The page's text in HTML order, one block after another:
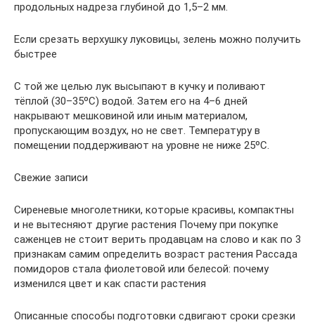
продольных надреза глубиной до 1,5–2 мм.
Если срезать верхушку луковицы, зелень можно получить
быстрее
С той же целью лук высыпают в кучку и поливают
тёплой (30–35ºС) водой. Затем его на 4–6 дней
накрывают мешковиной или иным материалом,
пропускающим воздух, но не свет. Температуру в
помещении поддерживают на уровне не ниже 25ºС.
Свежие записи
Сиреневые многолетники, которые красивы, компактны
и не вытесняют другие растения Почему при покупке
саженцев не стоит верить продавцам на слово и как по 3
признакам самим определить возраст растения Рассада
помидоров стала фиолетовой или белесой: почему
изменился цвет и как спасти растения
Описанные способы подготовки сдвигают сроки срезки